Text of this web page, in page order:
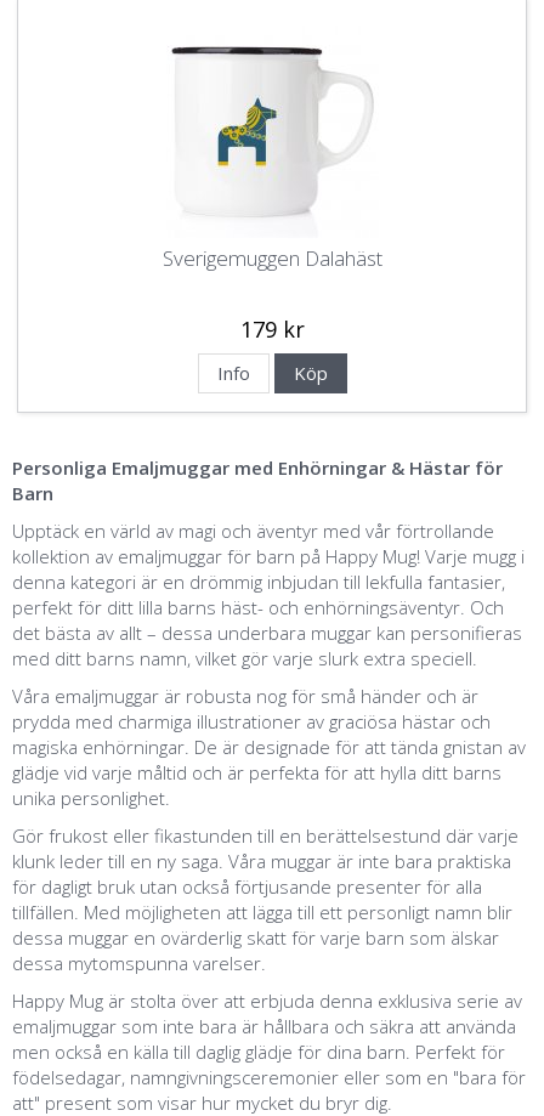
Sverigemuggen Dalahäst
179 kr
Info Köp
Personliga Emaljmuggar med Enhörningar & Hästar för
Barn
Upptäck en värld av magi och äventyr med vår förtrollande
kollektion av emaljmuggar för barn på Happy Mug! Varje mugg i
denna kategori är en drömmig inbjudan till lekfulla fantasier,
perfekt för ditt lilla barns häst- och enhörningsäventyr. Och
det bästa av allt – dessa underbara muggar kan personifieras
med ditt barns namn, vilket gör varje slurk extra speciell.
Våra emaljmuggar är robusta nog för små händer och är
prydda med charmiga illustrationer av graciösa hästar och
magiska enhörningar. De är designade för att tända gnistan av
glädje vid varje måltid och är perfekta för att hylla ditt barns
unika personlighet.
Gör frukost eller fikastunden till en berättelsestund där varje
klunk leder till en ny saga. Våra muggar är inte bara praktiska
för dagligt bruk utan också förtjusande presenter för alla
tillfällen. Med möjligheten att lägga till ett personligt namn blir
dessa muggar en ovärderlig skatt för varje barn som älskar
dessa mytomspunna varelser.
Happy Mug är stolta över att erbjuda denna exklusiva serie av
emaljmuggar som inte bara är hållbara och säkra att använda
men också en källa till daglig glädje för dina barn. Perfekt för
födelsedagar, namngivningsceremonier eller som en "bara för
att" present som visar hur mycket du bryr dig.